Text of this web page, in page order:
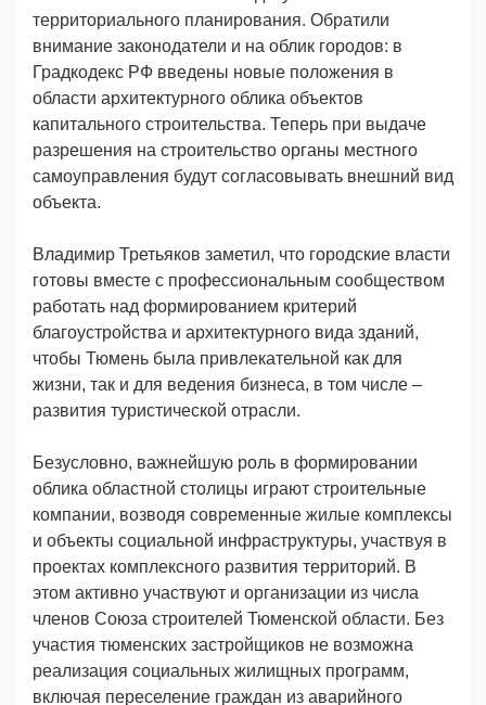
территориального планирования. Обратили
внимание законодатели и на облик городов: в
Градкодекс РФ введены новые положения в
области архитектурного облика объектов
капитального строительства. Теперь при выдаче
разрешения на строительство органы местного
самоуправления будут согласовывать внешний вид
объекта.
Владимир Третьяков заметил, что городские власти
готовы вместе с профессиональным сообществом
работать над формированием критерий
благоустройства и архитектурного вида зданий,
чтобы Тюмень была привлекательной как для
жизни, так и для ведения бизнеса, в том числе –
развития туристической отрасли.
Безусловно, важнейшую роль в формировании
облика областной столицы играют строительные
компании, возводя современные жилые комплексы
и объекты социальной инфраструктуры, участвуя в
проектах комплексного развития территорий. В
этом активно участвуют и организации из числа
членов Союза строителей Тюменской области. Без
участия тюменских застройщиков не возможна
реализация социальных жилищных программ,
включая переселение граждан из аварийного